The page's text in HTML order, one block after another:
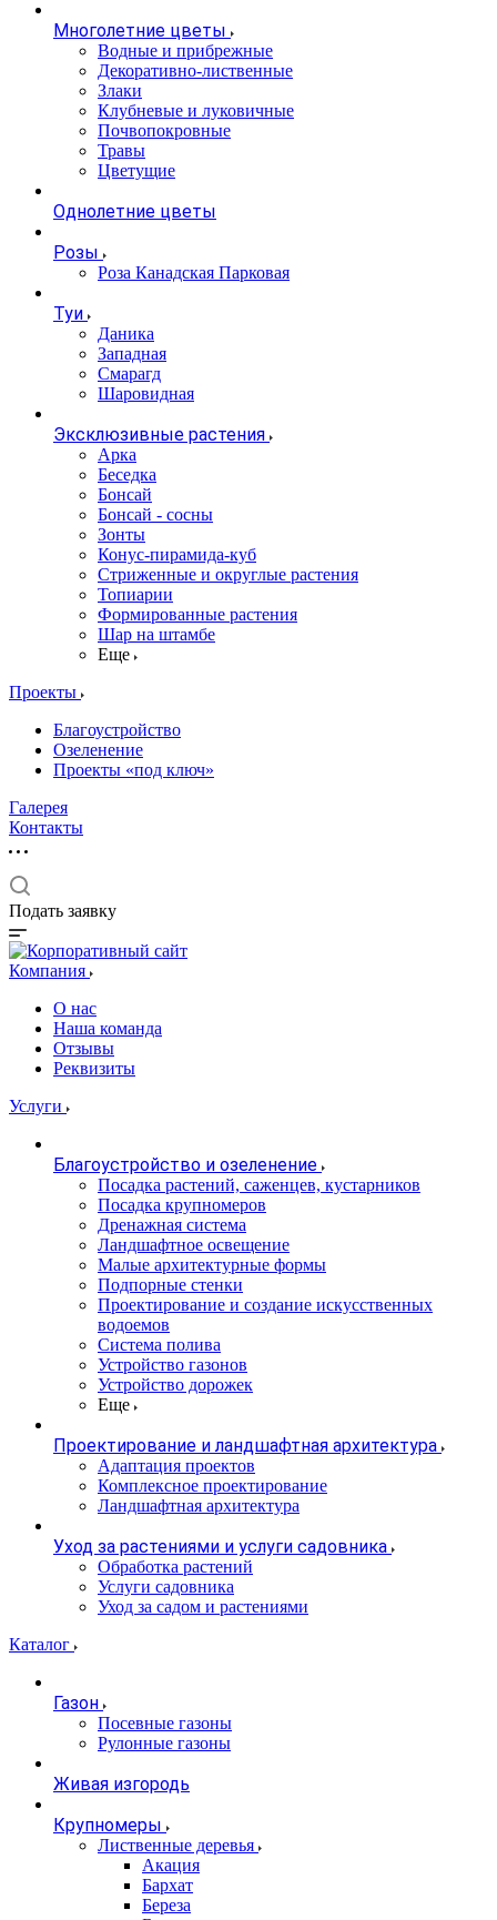
Многолетние цветы
Водные и прибрежные
Декоративно-лиственные
Злаки
Клубневые и луковичные
Почвопокровные
Травы
Цветущие
Однолетние цветы
Розы
Роза Канадская Парковая
Туи
Даника
Западная
Смарагд
Шаровидная
Эксклюзивные растения
Арка
Беседка
Бонсай
Бонсай - сосны
Зонты
Конус-пирамида-куб
Стриженные и округлые растения
Топиарии
Формированные растения
Шар на штамбе
Еще
Проекты
Благоустройство
Озеленение
Проекты «под ключ»
Галерея
Контакты
Подать заявку
Компания
О нас
Наша команда
Отзывы
Реквизиты
Услуги
Благоустройство и озеленение
Посадка растений, саженцев, кустарников
Посадка крупномеров
Дренажная система
Ландшафтное освещение
Малые архитектурные формы
Подпорные стенки
Проектирование и создание искусственных
водоемов
Система полива
Устройство газонов
Устройство дорожек
Еще
Проектирование и ландшафтная архитектура
Адаптация проектов
Комплексное проектирование
Ландшафтная архитектура
Уход за растениями и услуги садовника
Обработка растений
Услуги садовника
Уход за садом и растениями
Каталог
Газон
Посевные газоны
Рулонные газоны
Живая изгородь
Крупномеры
Лиственные деревья
Акация
Бархат
Береза